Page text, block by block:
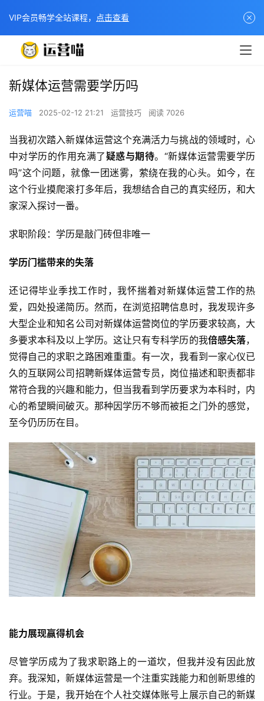
新媒体运营需要学历吗
运营喵 2025-02-12 21:21 运营技巧 阅读 7026
当我初次踏入新媒体运营这个充满活力与挑战的领域时，心
中对学历的作用充满了疑惑与期待。“新媒体运营需要学历
吗”这个问题，就像一团迷雾，萦绕在我的心头。如今，在
这个行业摸爬滚打多年后，我想结合自己的真实经历，和大
家深入探讨一番。
求职阶段：学历是敲门砖但非唯一
学历门槛带来的失落
还记得毕业季找工作时，我怀揣着对新媒体运营工作的热
爱，四处投递简历。然而，在浏览招聘信息时，我发现许多
大型企业和知名公司对新媒体运营岗位的学历要求较高，大
多要求本科及以上学历。这让只有专科学历的我倍感失落，
觉得自己的求职之路困难重重。有一次，我看到一家心仪已
久的互联网公司招聘新媒体运营专员，岗位描述和职责都非
常符合我的兴趣和能力，但当我看到学历要求为本科时，内
心的希望瞬间破灭。那种因学历不够而被拒之门外的感觉，
至今仍历历在目。
能力展现赢得机会
尽管学历成为了我求职路上的一道坎，但我并没有因此放
弃。我深知，新媒体运营是一个注重实践能力和创新思维的
行业。于是，我开始在个人社交媒体账号上展示自己的新媒
VIP会员畅学全站课程， 点击查看